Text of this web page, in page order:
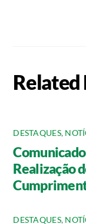
Related
DESTAQUES,
Realização
DESTAQUES,